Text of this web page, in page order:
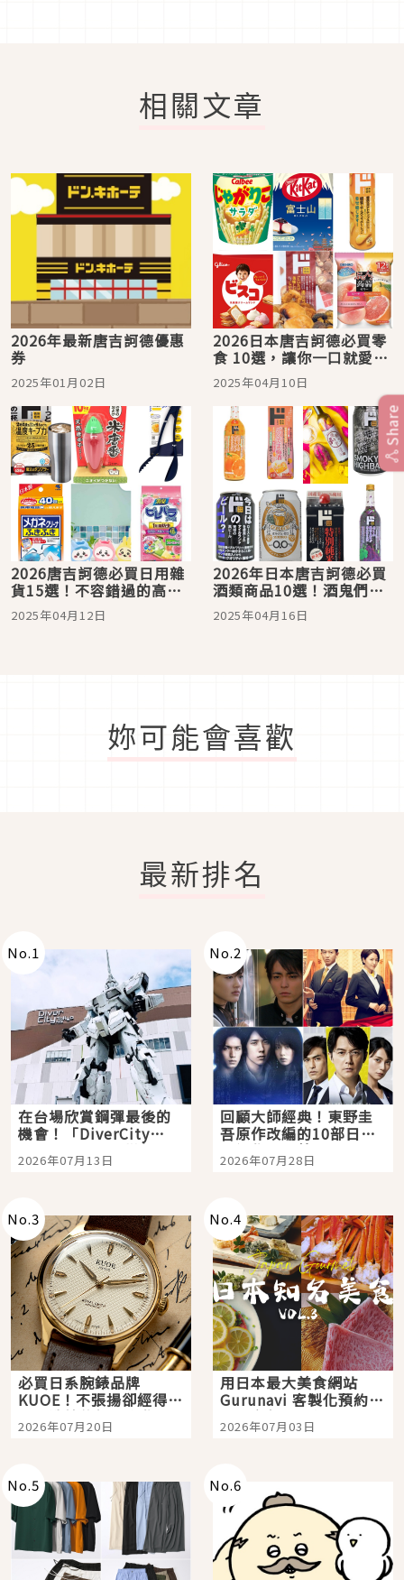
相關文章
2026年最新唐吉訶德優惠
券
2025年01月02日
2026日本唐吉訶德必買零
食 10選，讓你一口就愛
上！
2025年04月10日
2026唐吉訶德必買日用雜
貨15選！不容錯過的高CP
值好物
2025年04月12日
2026年日本唐吉訶德必買
酒類商品10選！酒鬼們來
這裡買這些就對了
2025年04月16日
妳可能會喜歡
最新排名
No.1
在台場欣賞鋼彈最後的
機會！「DiverCity
Tokyo Plaza」搭船、
購物、美食及夜景，一
2026年07月13日
No.2
回顧大師經典！東野圭
吾原作改編的10部日本
影視作品推薦
2026年07月28日
No.3
必買日系腕錶品牌
KUOE！不張揚卻經得起
時間洗鍊的經典之作五
選
2026年07月20日
No.4
用日本最大美食網站
Gurunavi 客製化預約九
大都市餐廳，打造專屬
美食體驗！
2026年07月03日
No.5 No.6
Share